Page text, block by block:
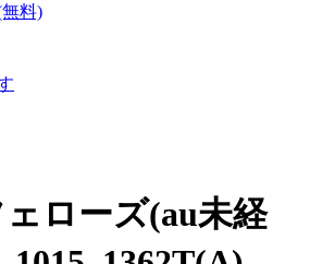
料)
ローズ(au未経